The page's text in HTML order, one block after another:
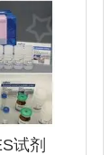
试剂